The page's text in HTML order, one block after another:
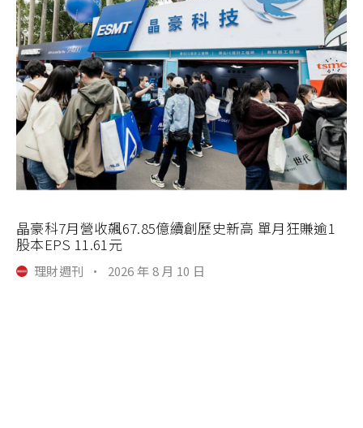
晶豪科7月營收飆67.85億續創歷史新高 單月狂賺逾1
股本EPS 11.61元
理財週刊 · 2026 年 8 月 10 日